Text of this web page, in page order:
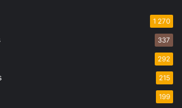
1 270
337
292
215
199